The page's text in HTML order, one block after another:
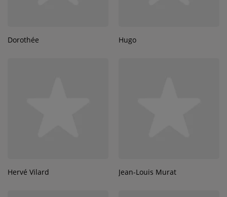
Dorothée Hugo
Hervé Vilard Jean-Louis Murat